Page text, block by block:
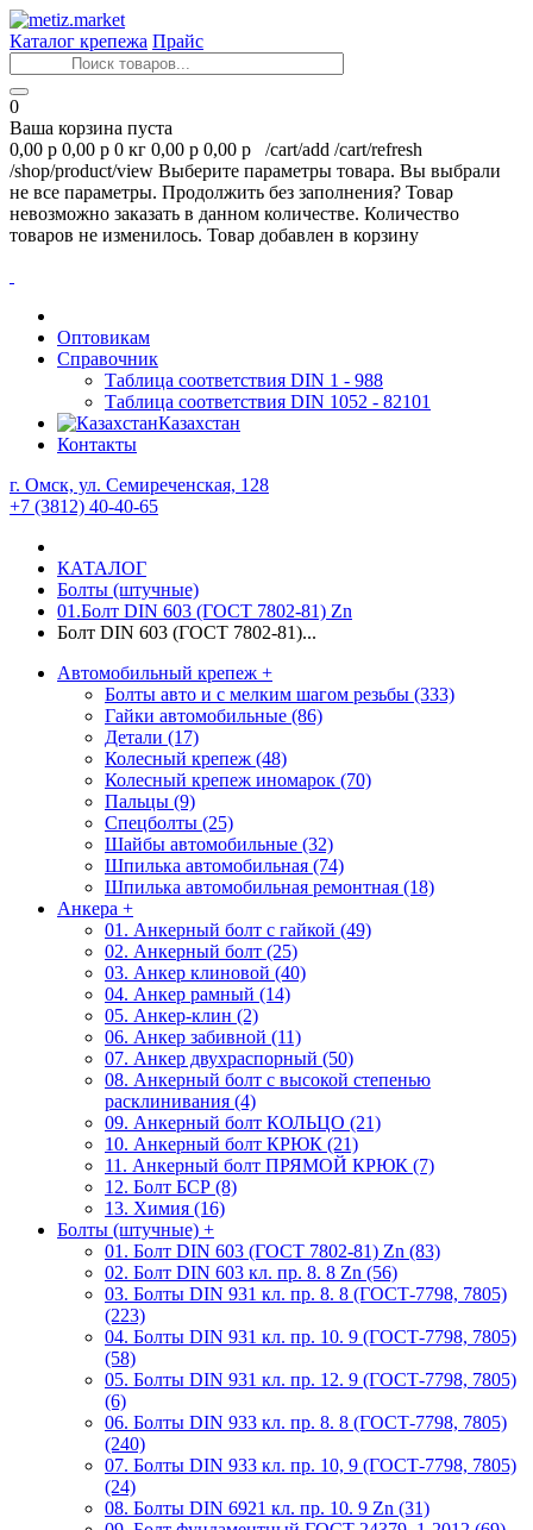
Каталог крепежа Прайс
0
Ваша корзина пуста
0,00 р 0,00 р 0 кг 0,00 р 0,00 р /cart/add /cart/refresh
/shop/product/view Выберите параметры товара. Вы выбрали
не все параметры. Продолжить без заполнения? Товар
невозможно заказать в данном количестве. Количество
товаров не изменилось. Товар добавлен в корзину
Оптовикам
Справочник
Таблица соответствия DIN 1 - 988
Таблица соответствия DIN 1052 - 82101
Казахстан
Контакты
г. Омск, ул. Семиреченская, 128
+7 (3812) 40-40-65
КАТАЛОГ
Болты (штучные)
01.Болт DIN 603 (ГОСТ 7802-81) Zn
Болт DIN 603 (ГОСТ 7802-81)...
Автомобильный крепеж +
Болты авто и с мелким шагом резьбы (333)
Гайки автомобильные (86)
Детали (17)
Колесный крепеж (48)
Колесный крепеж иномарок (70)
Пальцы (9)
Спецболты (25)
Шайбы автомобильные (32)
Шпилька автомобильная (74)
Шпилька автомобильная ремонтная (18)
Анкера +
01. Анкерный болт с гайкой (49)
02. Анкерный болт (25)
03. Анкер клиновой (40)
04. Анкер рамный (14)
05. Анкер-клин (2)
06. Анкер забивной (11)
07. Анкер двухраспорный (50)
08. Анкерный болт с высокой степенью
расклинивания (4)
09. Анкерный болт КОЛЬЦО (21)
10. Анкерный болт КРЮК (21)
11. Анкерный болт ПРЯМОЙ КРЮК (7)
12. Болт БСР (8)
13. Химия (16)
Болты (штучные) +
01. Болт DIN 603 (ГОСТ 7802-81) Zn (83)
02. Болт DIN 603 кл. пр. 8. 8 Zn (56)
03. Болты DIN 931 кл. пр. 8. 8 (ГОСТ-7798, 7805)
(223)
04. Болты DIN 931 кл. пр. 10. 9 (ГОСТ-7798, 7805)
(58)
05. Болты DIN 931 кл. пр. 12. 9 (ГОСТ-7798, 7805)
(6)
06. Болты DIN 933 кл. пр. 8. 8 (ГОСТ-7798, 7805)
(240)
07. Болты DIN 933 кл. пр. 10, 9 (ГОСТ-7798, 7805)
(24)
08. Болты DIN 6921 кл. пр. 10. 9 Zn (31)